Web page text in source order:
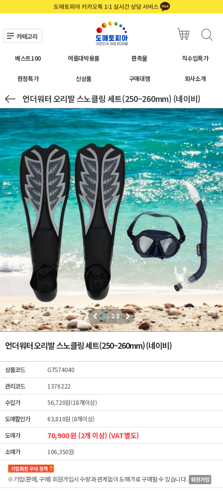
카테고리
베스트100 여름대박용품 판촉물 직수입특가
한정특가 신상품 구매대행 회사소개
언더워터 오리발 스노클링 세트(250~260mm) (네이비)
1/28
언더워터 오리발 스노클링 세트(250~260mm) (네이비)
상품코드
GTS74040
관리코드
1376222
수입가
56,720원(18개이상)
도매할인가
63,810원 (8개이상)
도매가
70,900 원 (2개 이상) (VAT별도)
소매가 106,350원
※기업(판매, 구매) 회원가입시 수량과 관계없이도매가로 구매할 수 있습니다.